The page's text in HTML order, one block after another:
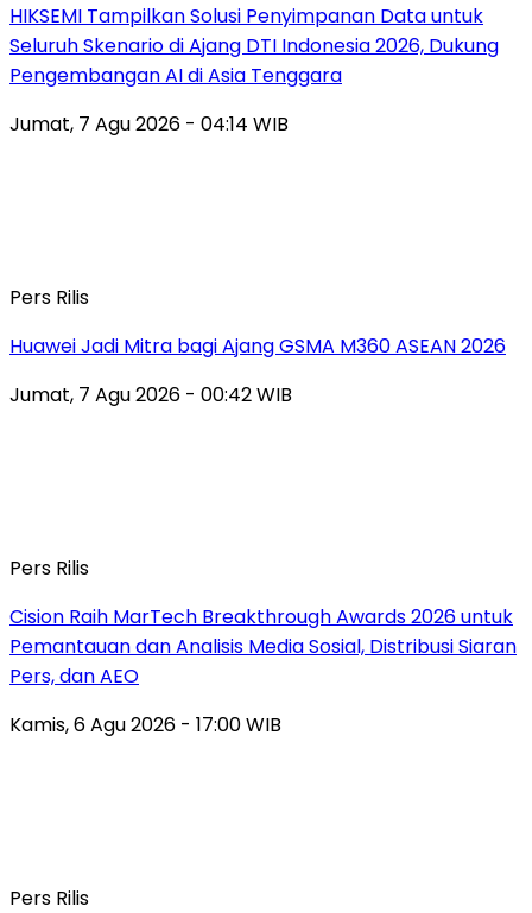
HIKSEMI Tampilkan Solusi Penyimpanan Data untuk
Seluruh Skenario di Ajang DTI Indonesia 2026, Dukung
Pengembangan AI di Asia Tenggara
Jumat, 7 Agu 2026 - 04:14 WIB
Pers Rilis
Huawei Jadi Mitra bagi Ajang GSMA M360 ASEAN 2026
Jumat, 7 Agu 2026 - 00:42 WIB
Pers Rilis
Cision Raih MarTech Breakthrough Awards 2026 untuk
Pemantauan dan Analisis Media Sosial, Distribusi Siaran
Pers, dan AEO
Kamis, 6 Agu 2026 - 17:00 WIB
Pers Rilis